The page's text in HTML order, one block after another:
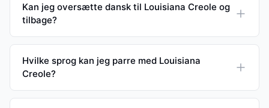
Kan jeg oversætte dansk til Louisiana Creole og
tilbage?
Hvilke sprog kan jeg parre med Louisiana
Creole?